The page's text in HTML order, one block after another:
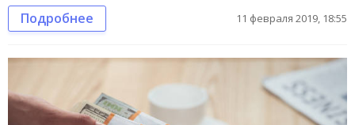
Подробнее 11 февраля 2019, 18:55